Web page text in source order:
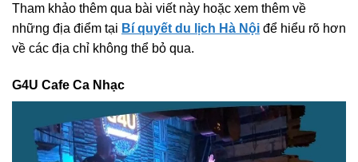
Tham khảo thêm qua bài viết này hoặc xem thêm về
những địa điểm tại Bí quyết du lịch Hà Nội để hiểu rõ hơn
về các địa chỉ không thể bỏ qua.
G4U Cafe Ca Nhạc